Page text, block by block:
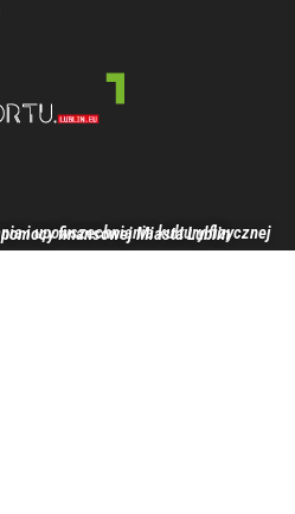
kultury fizycznej realizowane jest przy pomocy finansowej Miasta Lublin